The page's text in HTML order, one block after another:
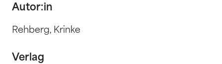
Autor:in
Rehberg, Krinke
Verlag